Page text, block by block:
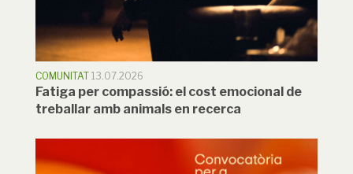
COMUNITAT 13.07.2026
Fatiga per compassió: el cost emocional de
treballar amb animals en recerca